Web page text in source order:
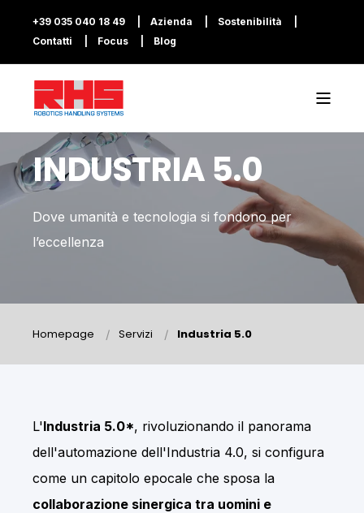
+39 035 040 18 49 Azienda
Sostenibilità
Contatti
Focus Blog
INDUSTRIA 5.0
Dove umanità e tecnologia si fondono per
l’eccellenza
Homepage Servizi Industria 5.0
L'Industria 5.0*, rivoluzionando il panorama
dell'automazione dell'Industria 4.0, si configura
come un capitolo epocale che sposa la
collaborazione sinergica tra uomini e